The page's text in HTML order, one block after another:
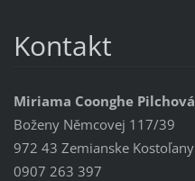
Kontakt
Miriama Coonghe Pilchová
Boženy Němcovej 117/39
972 43 Zemianske Kostoľany
0907 263 397